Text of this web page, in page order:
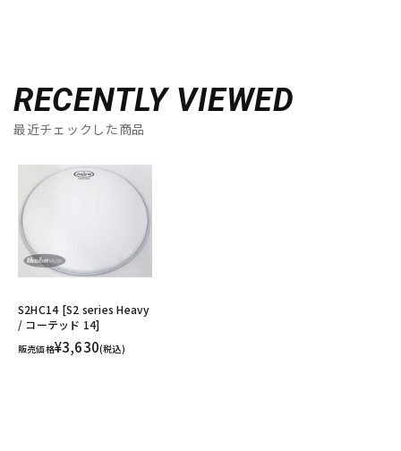
RECENTLY VIEWED
最近チェックした商品
S2HC14 [S2 series Heavy
/ コーテッド 14]
販売価格¥3,630(税込)